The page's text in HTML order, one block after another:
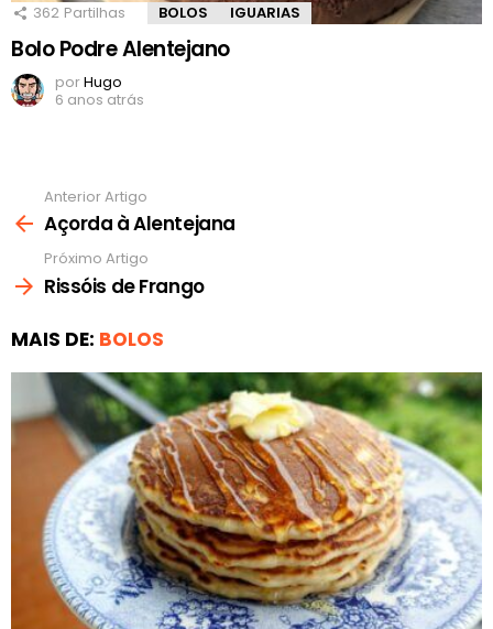
362 Partilhas BOLOS IGUARIAS
Bolo Podre Alentejano
porHugo
6 anos atrás
mais
Anterior Artigo
Açorda à Alentejana
Próximo Artigo
Rissóis de Frango
MAIS DE: BOLOS